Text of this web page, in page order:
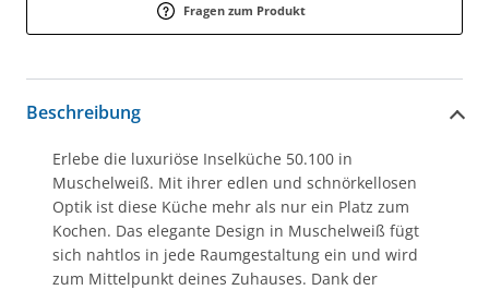
Fragen zum Produkt
Beschreibung
Erlebe die luxuriöse Inselküche 50.100 in
Muschelweiß. Mit ihrer edlen und schnörkellosen
Optik ist diese Küche mehr als nur ein Platz zum
Kochen. Das elegante Design in Muschelweiß fügt
sich nahtlos in jede Raumgestaltung ein und wird
zum Mittelpunkt deines Zuhauses. Dank der